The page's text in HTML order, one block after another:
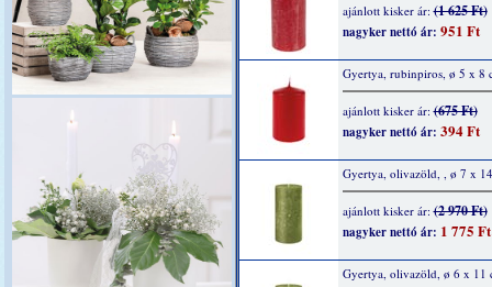
ajánlott kisker ár:(1 625 Ft)
nagyker nettó ár: 951 Ft
Gyertya, rubinpiros, ø 5 x 8
ajánlott kisker ár:(675 Ft)
nagyker nettó ár: 394 Ft
Gyertya, olivazöld, , ø 7 x
ajánlott kisker ár:(2 970 Ft)
nagyker nettó ár: 1 775 Ft
Gyertya, olivazöld, ø 6 x 11